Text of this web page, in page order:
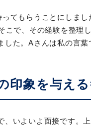
てもらうことにしま
こで、その経験を整理
した。Aさんは私の言
印象を与え
、いよいよ面接です。